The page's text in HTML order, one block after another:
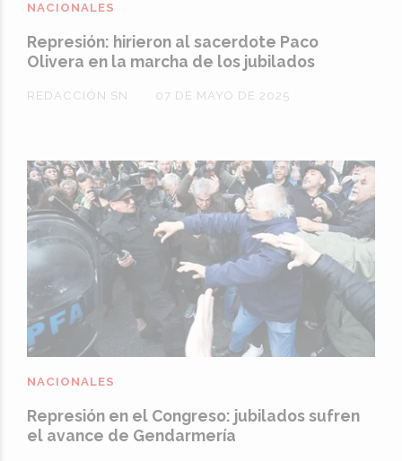
Represión: hirieron al sacerdote Paco
Olivera en la marcha de los jubilados
REDACCIÓN SN
NACIONALES
07 DE MAYO DE 2025
Represión en el Congreso: jubilados sufren
el avance de Gendarmería
NACIONALES